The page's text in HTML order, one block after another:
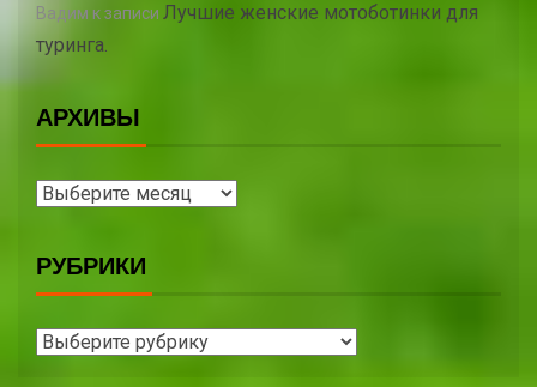
Вадим к записи Лучшие женские мотоботинки для
туринга.
АРХИВЫ
РУБРИКИ